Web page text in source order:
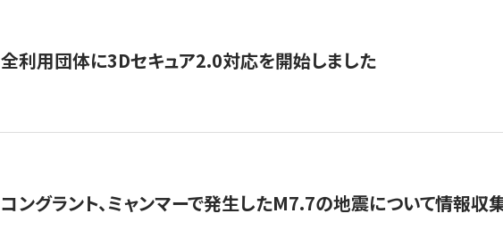
全利用団体に3Dセキュア2.0対応を開始しました
コングラント、ミャンマーで発生したM7.7の地震について情報収